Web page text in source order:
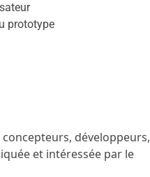
prototype
développeurs,
et intéressée par le